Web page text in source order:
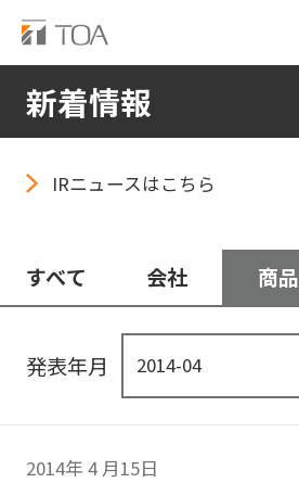
新着情報
IRニュースはこちら
すべて 会社 商品
発表年月
2014年 4月15日